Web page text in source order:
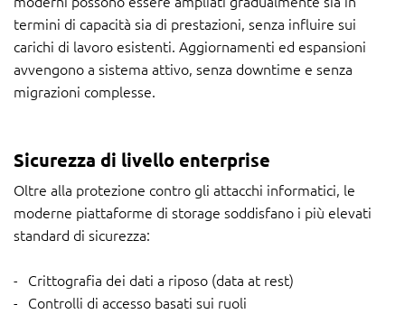
termini di capacità sia di prestazioni, senza influire sui
carichi di lavoro esistenti. Aggiornamenti ed espansioni
avvengono a sistema attivo, senza downtime e senza
migrazioni complesse.
Sicurezza di livello enterprise
Oltre alla protezione contro gli attacchi informatici, le
moderne piattaforme di storage soddisfano i più elevati
standard di sicurezza:
Crittografia dei dati a riposo (data at rest)
Controlli di accesso basati sui ruoli